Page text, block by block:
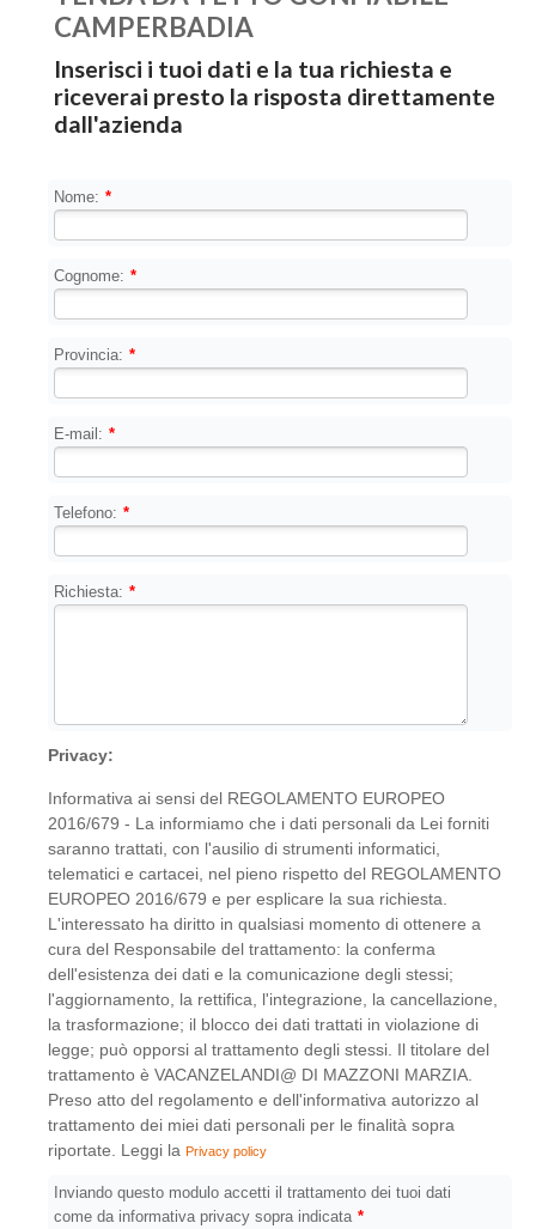
CAMPERBADIA
Inserisci i tuoi dati e la tua richiesta e
riceverai presto la risposta direttamente
dall'azienda
Nome: *
Cognome: *
Provincia: *
E-mail: *
Telefono: *
Richiesta: *
Privacy:
Informativa ai sensi del REGOLAMENTO EUROPEO
2016/679 - La informiamo che i dati personali da Lei forniti
saranno trattati, con l'ausilio di strumenti informatici,
telematici e cartacei, nel pieno rispetto del REGOLAMENTO
EUROPEO 2016/679 e per esplicare la sua richiesta.
L'interessato ha diritto in qualsiasi momento di ottenere a
cura del Responsabile del trattamento: la conferma
dell'esistenza dei dati e la comunicazione degli stessi;
l'aggiornamento, la rettifica, l'integrazione, la cancellazione,
la trasformazione; il blocco dei dati trattati in violazione di
legge; può opporsi al trattamento degli stessi. Il titolare del
trattamento è VACANZELANDI@ DI MAZZONI MARZIA.
Preso atto del regolamento e dell'informativa autorizzo al
trattamento dei miei dati personali per le finalità sopra
riportate. Leggi la Privacy policy
Inviando questo modulo accetti il trattamento dei tuoi dati
come da informativa privacy sopra indicata *